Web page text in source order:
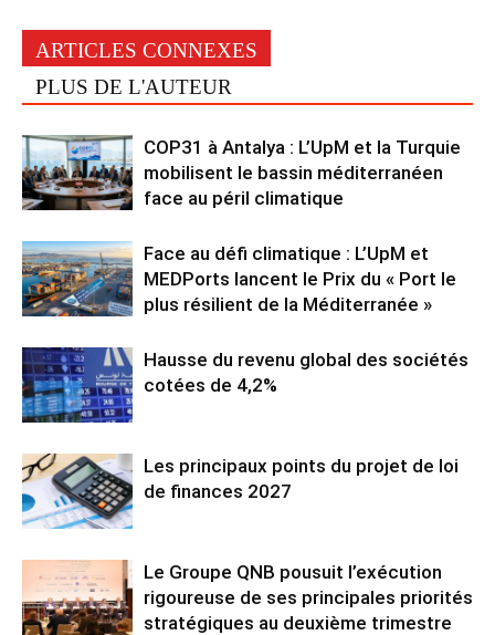
ARTICLES CONNEXES
PLUS DE L'AUTEUR
COP31 à Antalya : L’UpM et la Turquie
mobilisent le bassin méditerranéen
face au péril climatique
Face au défi climatique : L’UpM et
MEDPorts lancent le Prix du « Port le
plus résilient de la Méditerranée »
Hausse du revenu global des sociétés
cotées de 4,2%
Les principaux points du projet de loi
de finances 2027
Le Groupe QNB pousuit l’exécution
rigoureuse de ses principales priorités
stratégiques au deuxième trimestre